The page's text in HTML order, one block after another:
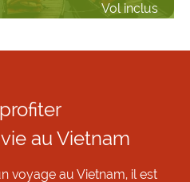
Vol inclus
au Vietnam
voyage au Vietnam, il est